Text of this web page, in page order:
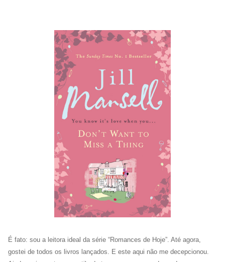
É fato: sou a leitora ideal da série “Romances de Hoje”. Até agora,
gostei de todos os livros lançados. E este aqui não me decepcionou.